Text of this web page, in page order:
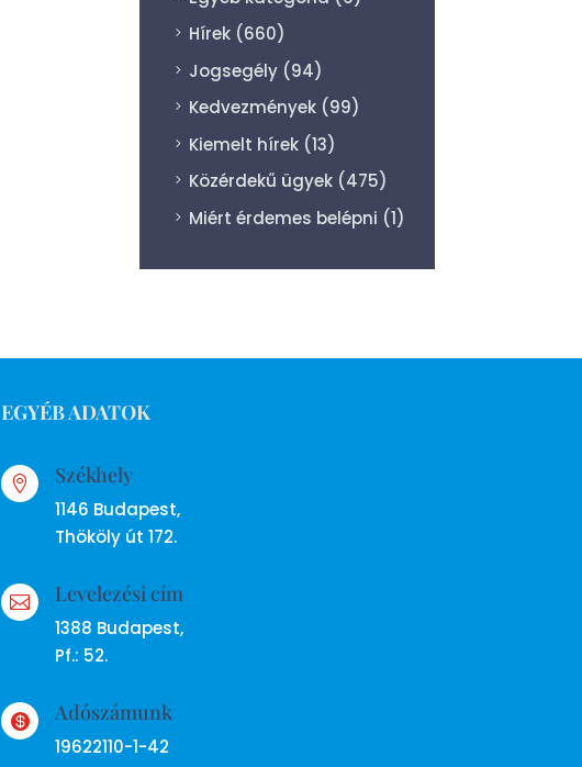
Hírek(660)
Jogsegély(94)
Kedvezmények(99)
Kiemelt hírek(13)
Közérdekű ügyek(475)
Miért érdemes belépni (1)
EGYÉB ADATOK
 Székhely
1146 Budapest,
Thököly út 172.
 Levelezési cím
1388 Budapest,
Pf.: 52.
 Adószámunk
19622110-1-42